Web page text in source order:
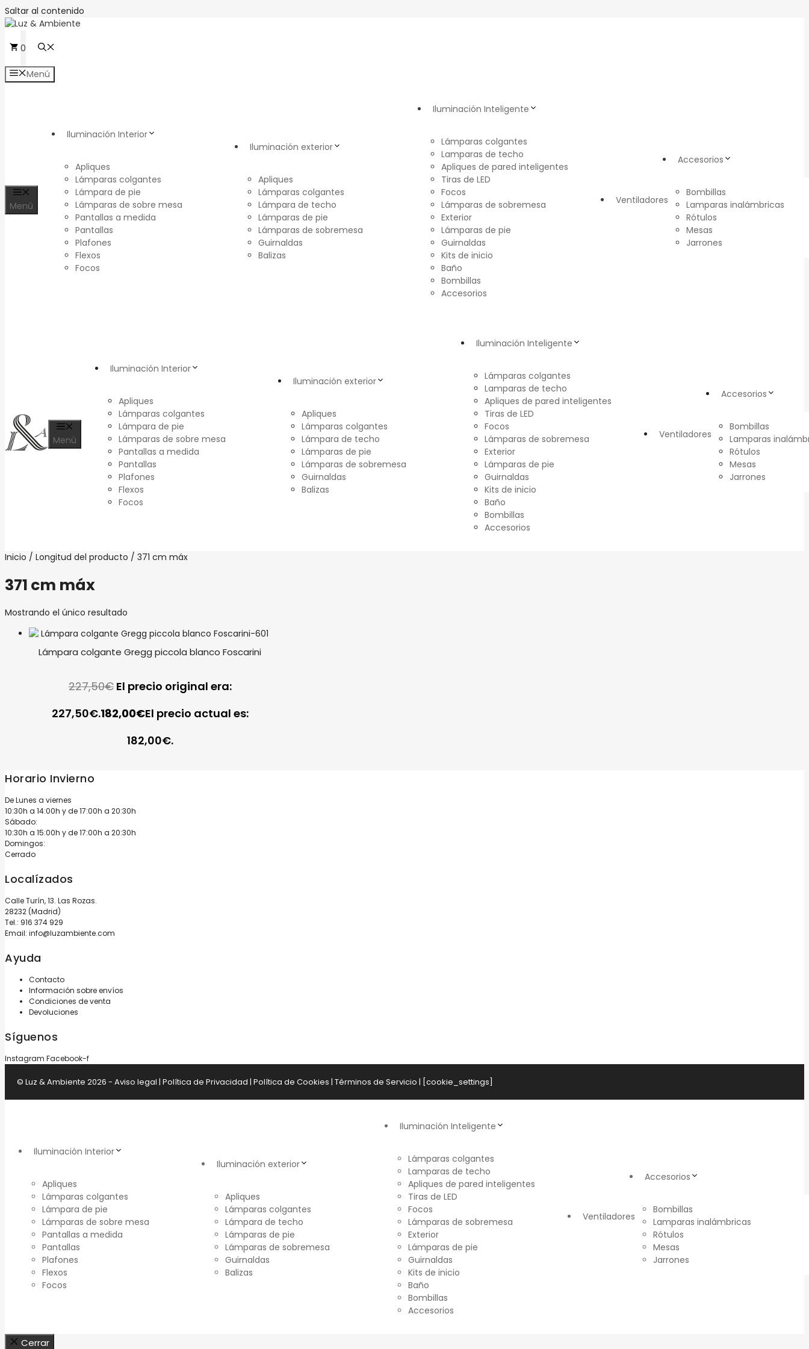
Saltar al contenido
0
Menú
Menú
Iluminación Interior
Apliques
Lámparas colgantes
Lámpara de pie
Lámparas de sobre mesa
Pantallas a medida
Pantallas
Plafones
Flexos
Focos
Iluminación exterior
Apliques
Lámparas colgantes
Lámpara de techo
Lámparas de pie
Lámparas de sobremesa
Guirnaldas
Balizas
Iluminación Inteligente
Lámparas colgantes
Lamparas de techo
Apliques de pared inteligentes
Tiras de LED
Focos
Lámparas de sobremesa
Exterior
Lámparas de pie
Guirnaldas
Kits de inicio
Baño
Bombillas
Accesorios
Ventiladores
Accesorios
Bombillas
Lamparas inalámbricas
Rótulos
Mesas
Jarrones
Menú
Iluminación Interior
Apliques
Lámparas colgantes
Lámpara de pie
Lámparas de sobre mesa
Pantallas a medida
Pantallas
Plafones
Flexos
Focos
Iluminación exterior
Apliques
Lámparas colgantes
Lámpara de techo
Lámparas de pie
Lámparas de sobremesa
Guirnaldas
Balizas
Iluminación Inteligente
Lámparas colgantes
Lamparas de techo
Apliques de pared inteligentes
Tiras de LED
Focos
Lámparas de sobremesa
Exterior
Lámparas de pie
Guirnaldas
Kits de inicio
Baño
Bombillas
Accesorios
Ventiladores
Accesorios
Bombillas
Lamparas
Rótulos
Mesas
Jarrones
Inicio / Longitud del producto / 371 cm máx
371 cm máx
Mostrando el único resultado
Lámpara colgante Gregg piccola blanco Foscarini
227,50€ El precio original era:
227,50€.182,00€El precio actual es:
182,00€.
Horario Invierno
De Lunes a viernes
10:30h a 14:00h y de 17:00h a 20:30h
Sábado:
10:30h a 15:00h y de 17:00h a 20:30h
Domingos:
Cerrado
Localízados
Calle Turín, 13. Las Rozas.
28232 (Madrid)
Tel.: 916 374 929
Email: info@luzambiente.com
Ayuda
Contacto
Información sobre envíos
Condiciones de venta
Devoluciones
Síguenos
Instagram Facebook-f
© Luz & Ambiente 2026 - Aviso legal | Política de Privacidad | Política de Cookies | Términos de Servicio | [cookie_settings]
Iluminación Interior
Apliques
Lámparas colgantes
Lámpara de pie
Lámparas de sobre mesa
Pantallas a medida
Pantallas
Plafones
Flexos
Focos
Iluminación exterior
Apliques
Lámparas colgantes
Lámpara de techo
Lámparas de pie
Lámparas de sobremesa
Guirnaldas
Balizas
Iluminación Inteligente
Lámparas colgantes
Lamparas de techo
Apliques de pared inteligentes
Tiras de LED
Focos
Lámparas de sobremesa
Exterior
Lámparas de pie
Guirnaldas
Kits de inicio
Baño
Bombillas
Accesorios
Ventiladores
Accesorios
Bombillas
Lamparas inalámbricas
Rótulos
Mesas
Jarrones
Cerrar